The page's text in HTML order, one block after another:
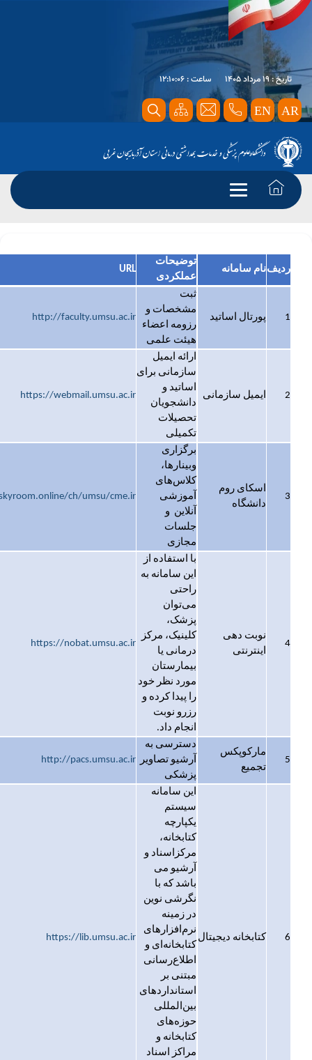
تاریخ : 19 مرداد 1405 ساعت : 12:10:06
AR
EN
صفحه اصلی
ردیفنام سامانه
توضیحات
عملکردی
URL
1 پورتال اساتید
ثبت
مشخصات و
رزومه اعضاء
هیئت علمی
http://faculty.umsu.ac.ir
2 ایمیل سازمانی
ارائه ایمیل
سازمانی برای
اساتید و
دانشجویان
تحصیلات
تکمیلی
https://webmail.umsu.ac.ir
3
اسکای روم
دانشگاه
برگزاری
وبینارها،
کلاس‌های
آموزشی
آنلاین و
جلسات
مجازی
ch/umsu/cme.ir
4
نوبت دهی
اینترنتی
با استفاده از
این سامانه به
راحتی
می‌توان
پزشک،
کلینیک، مرکز
درمانی یا
بیمارستان
مورد نظر خود
را پیدا کرده و
رزرو نوبت
انجام داد.
https://nobat.umsu.ac.ir
5
مارکوپکس
تجمیع
دسترسی به
آرشیو تصاویر
پزشکی
http://pacs.umsu.ac.ir
6 کتابخانه دیجیتال
این سامانه
سیستم
یکپارچه
کتابخانه،
مرکزاسناد و
آرشیو می
باشد که با
نگرشی نوین
در زمینه
نرم‌افزارهای
کتابخانه‌ای و
اطلاع‌رسانی
مبتنی بر
استانداردهای
بین‌المللی
حوزه‌های
کتابخانه و
مراکز اسناد
https://lib.umsu.ac.ir